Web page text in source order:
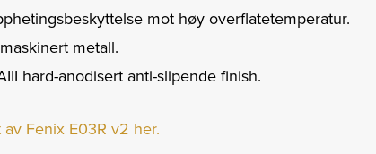
mot høy overflatetemperatur.
metall.
hard-anodisert anti-slipende finish.
Fenix E03R v2 her.